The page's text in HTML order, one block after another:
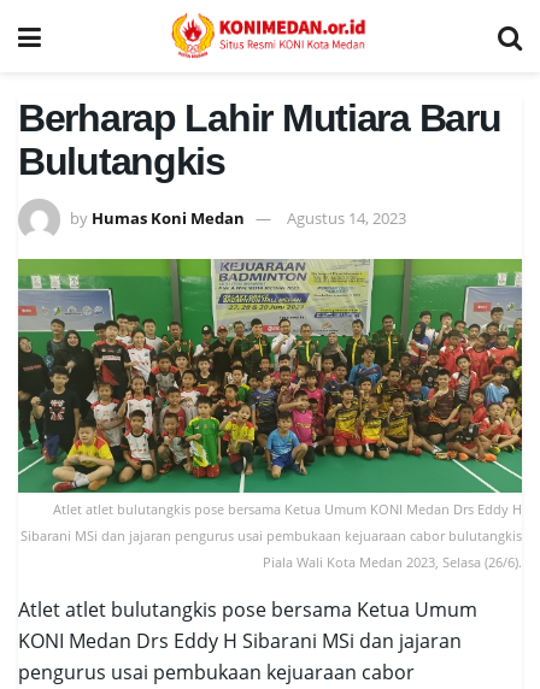
Berharap Lahir Mutiara Baru
Bulutangkis
by Humas Koni Medan Agustus 14, 2023
Atlet atlet bulutangkis pose bersama Ketua Umum KONI Medan Drs Eddy H
Sibarani MSi dan jajaran pengurus usai pembukaan kejuaraan cabor bulutangkis
Piala Wali Kota Medan 2023, Selasa (26/6).
Atlet atlet bulutangkis pose bersama Ketua Umum
KONI Medan Drs Eddy H Sibarani MSi dan jajaran
pengurus usai pembukaan kejuaraan cabor